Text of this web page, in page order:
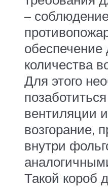
–
обеспечение
количества
Для этого
вентиляции
возгорание,
внутри
Такой короб